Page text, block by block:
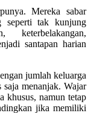
Mereka sabar
seperti tak kunjung
keterbelakangan,
santapan harian
jumlah keluarga
menanjak. Wajar
khusus, namun tetap
jika memiliki